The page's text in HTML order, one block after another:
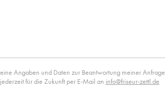
Angaben und Daten zur Beantwortung meiner Anfrage
für die Zukunft per E-Mail an info@friseur-zettl.de